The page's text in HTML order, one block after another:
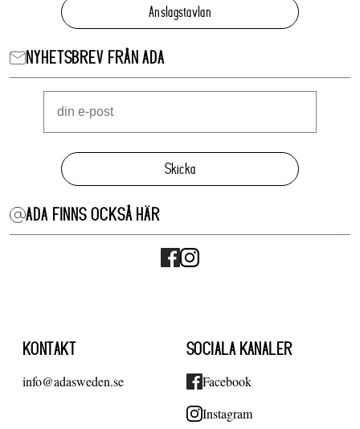
Anslagstavlan
NYHETSBREV FRÅN ADA
Skicka
ADA FINNS OCKSÅ HÄR
KONTAKT
info@adasweden.se
SOCIALA KANALER
Facebook
Instagram